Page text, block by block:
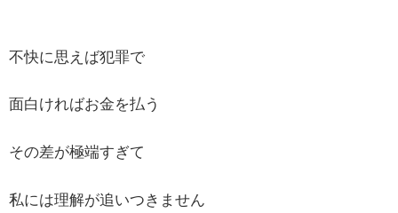
不快に思えば犯罪で
面白ければお金を払う
その差が極端すぎて
私には理解が追いつきません